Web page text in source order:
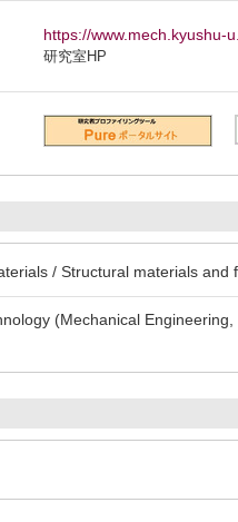
https://www.mech.kyushu-
研究室HP
/ Structural materials and
(Mechanical